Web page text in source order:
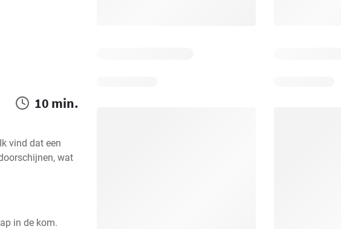
10 min.
vind dat een
wat
in de kom.